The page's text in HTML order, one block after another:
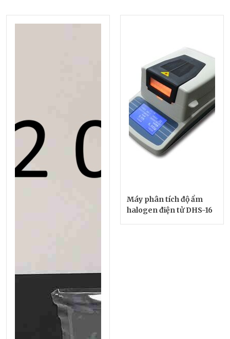
Máy phân tích độ ẩm
halogen điện tử DHS-16